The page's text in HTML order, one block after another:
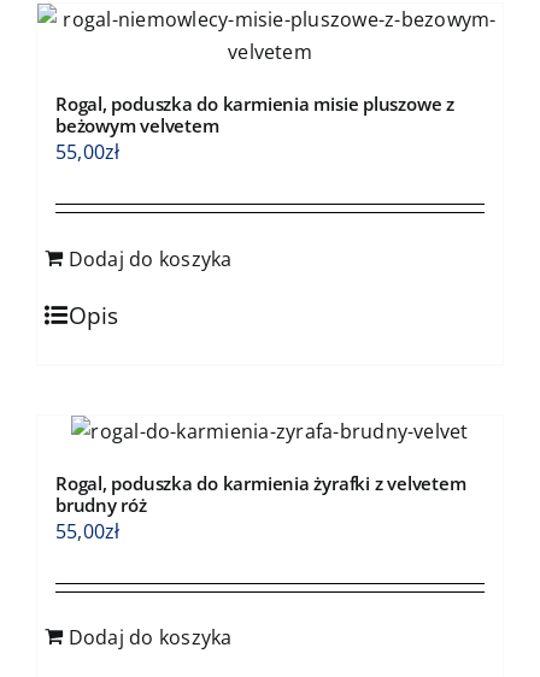
produktu
Rogal, poduszka do karmienia misie pluszowe z
beżowym velvetem
55,00zł
Dodaj do koszyka
Opis
Rogal, poduszka do karmienia żyrafki z velvetem
brudny róż
55,00zł
Dodaj do koszyka